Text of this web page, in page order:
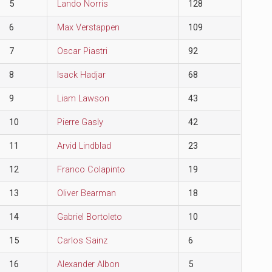
5 Lando Norris 128
6 Max Verstappen 109
7 Oscar Piastri 92
8 Isack Hadjar 68
9 Liam Lawson 43
10 Pierre Gasly 42
11 Arvid Lindblad 23
12 Franco Colapinto 19
13 Oliver Bearman 18
14 Gabriel Bortoleto 10
15 Carlos Sainz 6
16 Alexander Albon 5